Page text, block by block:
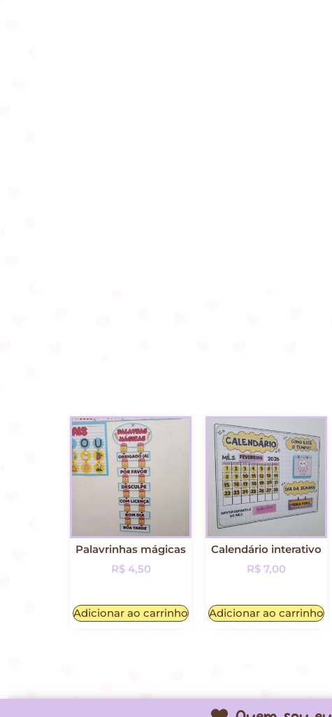
Palavrinhas mágicas
R$4,50
Adicionar ao carrinho
Calendário interativo
R$ 7,00
Adicionar ao carrinho